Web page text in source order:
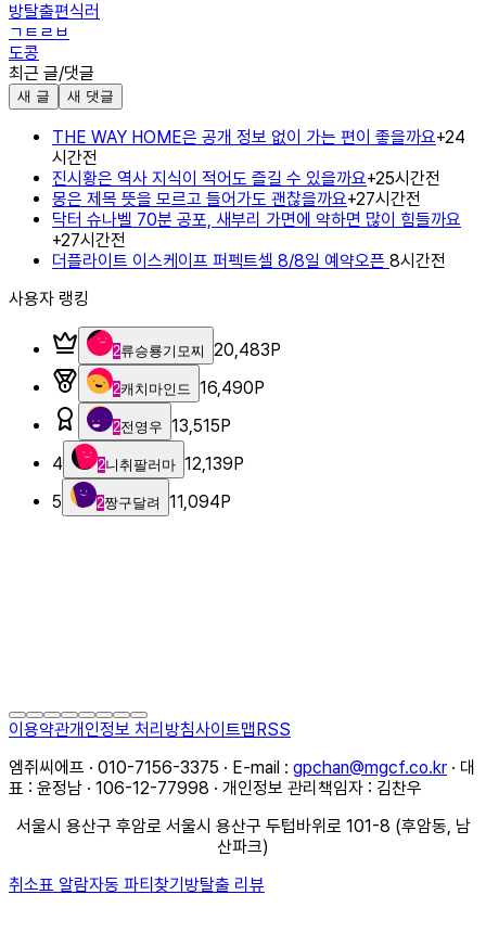
방탈출편식러
ㄱㅌㄹㅂ
도콩
최근 글/댓글
새 글 새 댓글
THE WAY HOME은 공개 정보 없이 가는 편이 좋을까요+24
시간전
진시황은 역사 지식이 적어도 즐길 수 있을까요+25시간전
몽은 제목 뜻을 모르고 들어가도 괜찮을까요+27시간전
닥터 슈나벨 70분 공포, 새부리 가면에 약하면 많이 힘들까요
+27시간전
더플라이트 이스케이프 퍼펙트셀 8/8일 예약오픈 8시간전
사용자 랭킹
2류승룡기모찌 20,483P
2캐치마인드 16,490P
2전영우 13,515P
4
2니취팔러마 12,139P
5
2짱구달려 11,094P
이용약관개인정보 처리방침사이트맵RSS
엠쥐씨에프 · 010-7156-3375 · E-mail : gpchan@mgcf.co.kr · 대
표 : 윤정남 · 106-12-77998 · 개인정보 관리책임자 : 김찬우
서울시 용산구 후암로 서울시 용산구 두텁바위로 101-8 (후암동, 남
산파크)
취소표 알람자동 파티찾기방탈출 리뷰